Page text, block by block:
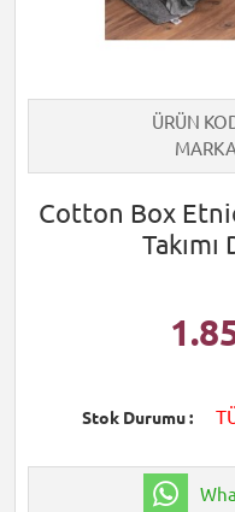
ÜRÜN
Cotton Box
Stok Durumu